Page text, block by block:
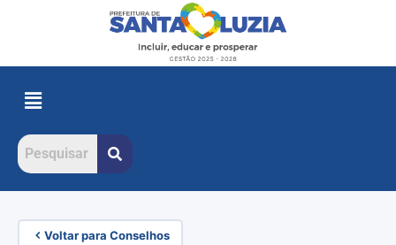
Voltar para Conselhos